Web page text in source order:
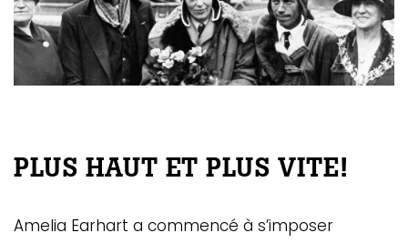
PLUS HAUT ET PLUS VITE!
Amelia Earhart a commencé à s’imposer